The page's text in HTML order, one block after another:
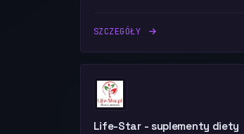
SZCZEGÓŁY
Life-Star - suplementy diety